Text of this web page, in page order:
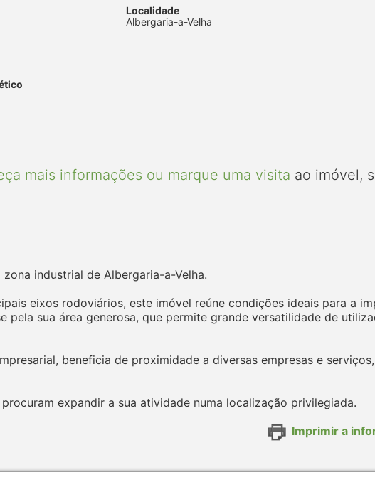
Localidade
Albergaria-a-Velha
mais informações ou marque uma visita ao imóvel,
industrial de Albergaria-a-Velha.
eixos rodoviários, este imóvel reúne condições ideais para a
sua área generosa, que permite grande versatilidade de
beneficia de proximidade a diversas empresas e
expandir a sua atividade numa localização privilegiada.
Imprimir a